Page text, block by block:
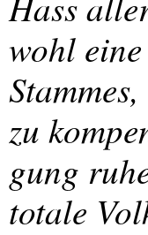
wohl
zu
gung
totale